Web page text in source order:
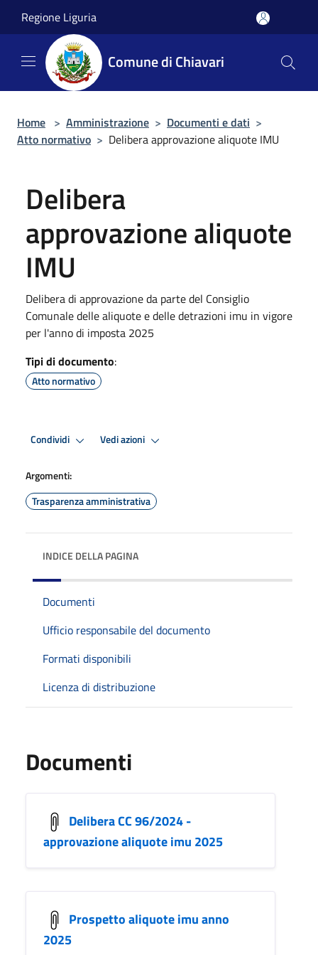
Regione Liguria
Comune di Chiavari
Home > Amministrazione > Documenti e dati >
Atto normativo > Delibera approvazione aliquote IMU
Delibera
approvazione aliquote
IMU
Delibera di approvazione da parte del Consiglio
Comunale delle aliquote e delle detrazioni imu in vigore
per l'anno di imposta 2025
Tipi di documento:
Atto normativo
Condividi Vedi azioni
Argomenti:
Trasparenza amministrativa
INDICE DELLA PAGINA
Documenti
Ufficio responsabile del documento
Formati disponibili
Licenza di distribuzione
Documenti
Delibera CC 96/2024 -
approvazione aliquote imu 2025
Prospetto aliquote imu anno
2025